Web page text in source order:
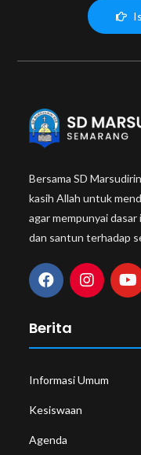
Bersama SD
kasih Allah untuk
agar mempunyai
dan santun terhadap
Berita
Informasi Umum
Kesiswaan
Agenda